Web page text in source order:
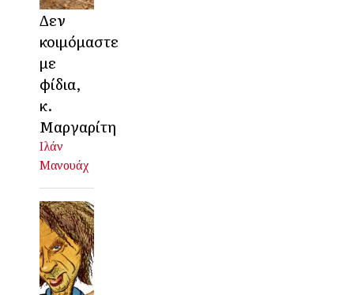
Δεν
κοιμόμαστε
με
φίδια,
κ.
Μαργαρίτη
Ιλάν
Μανουάχ